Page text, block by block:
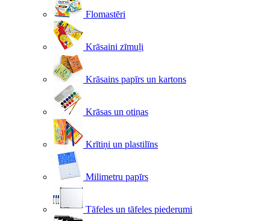
Flomastēri
Krāsaini zīmuļi
Krāsains papīrs un kartons
Krāsas un otiņas
Krītiņi un plastilīns
Milimetru papīrs
Tāfeles un tāfeles piederumi